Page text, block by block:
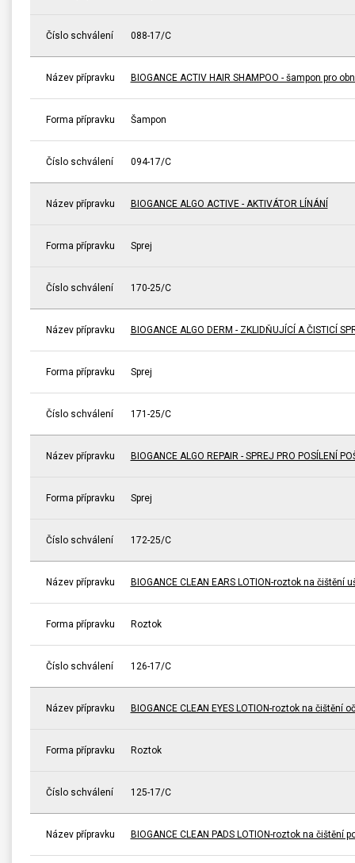
Číslo schválení 088-17/C
Název přípravku BIOGANCE ACTIV HAIR SHAMPOO - šampon pro
Forma přípravku Šampon
Číslo schválení 094-17/C
Název přípravku BIOGANCE ALGO ACTIVE - AKTIVÁTOR LÍNÁNÍ
Forma přípravku Sprej
Číslo schválení 170-25/C
Název přípravku BIOGANCE ALGO DERM - ZKLIDŇUJÍCÍ A ČISTICÍ
Forma přípravku Sprej
Číslo schválení 171-25/C
Název přípravku BIOGANCE ALGO REPAIR - SPREJ PRO POSÍLENÍ
Forma přípravku Sprej
Číslo schválení 172-25/C
Název přípravku BIOGANCE CLEAN EARS LOTION-roztok na čištění
Forma přípravku Roztok
Číslo schválení 126-17/C
Název přípravku BIOGANCE CLEAN EYES LOTION-roztok na čištění
Forma přípravku Roztok
Číslo schválení 125-17/C
Název přípravku BIOGANCE CLEAN PADS LOTION-roztok na čištění